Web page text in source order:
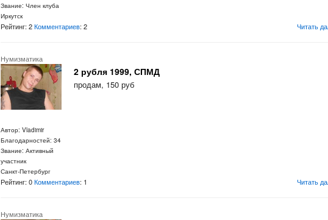
Звание: Член клуба
Иркутск
Рейтинг: 2Комментариев: 2 Читать
Нумизматика
Автор: Vladimir
Благодарностей: 34
Звание: Активный
участник
Санкт-Петербург
2 рубля 1999, СПМД
продам, 150 руб
Рейтинг: 0Комментариев: 1 Читать
Нумизматика